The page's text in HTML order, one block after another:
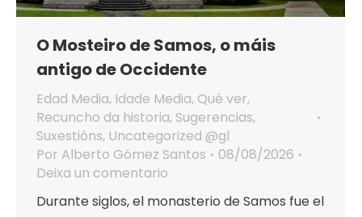
O Mosteiro de Samos, o máis
antigo de Occidente
Edad Media, Idade Media, Qué ver,
Recuncho da historia, Sugerencias,
Suxestións, Uncategorized @gl
Por Alberto Gómez Santos
08/08/2026
Deixa un comentario
Durante siglos, el monasterio de Samos fue el